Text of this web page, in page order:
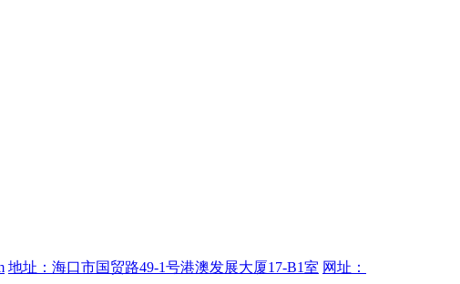
地址：海口市国贸路49-1号港澳发展大厦17-B1室 网址：